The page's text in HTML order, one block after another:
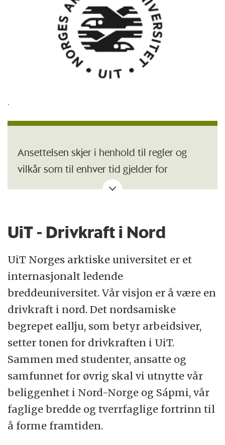
.
Ansettelsen skjer i henhold til regler og
vilkår som til enhver tid gjelder for
statsansatte, og retningslinjer ved UiT. På
personalpolitisk mål om å være en
arbeidsgiver som gjenspeiler mangfoldet i
samfunnet og som tar i bruk potensialet i
befolkningens samlede kompetanse. Vi
mener at inkludering og mangfold er en
styrke og ønsker oss medarbeidere med
ulik kompetanse, fagkombinasjoner,
livserfaring og perspektiver.
Ansettelsen blir gjennomført etter lovverk
som regulerer eksport av kunnskap,
UiT - Drivkraft i Nord
UiT Norges arktiske universitet er et
internasjonalt ledende
breddeuniversitet. Vår visjon er å være en
drivkraft i nord. Det nordsamiske
begrepet eallju, som betyr arbeidsiver,
setter tonen for drivkraften i UiT.
Sammen med studenter, ansatte og
samfunnet for øvrig skal vi utnytte vår
beliggenhet i Nord-Norge og Sápmi, vår
faglige bredde og tverrfaglige fortrinn til
å forme framtiden.